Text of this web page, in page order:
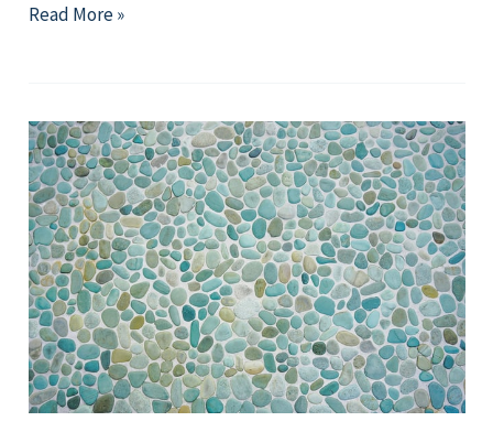
乘
壓
力
的
浪
~
駕
馭
壓
力，
鍛
Read More »